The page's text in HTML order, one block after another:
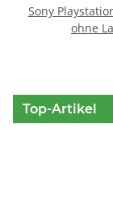
Sony
ohne
Top-Artikel